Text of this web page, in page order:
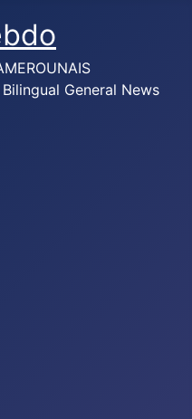
Bilingual General News